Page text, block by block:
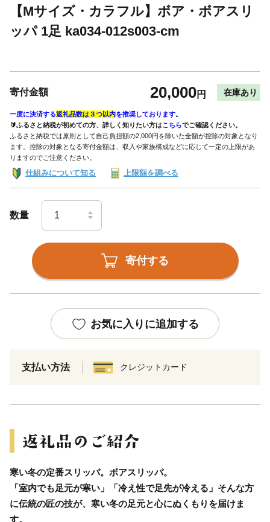
【Mサイズ・カラフル】ボア・ボアスリ
ッパ 1足 ka034-012s003-cm
寄付金額 20,000円 在庫あり
一度に決済する返礼品数は３つ以内を推奨しております。
🔰ふるさと納税が初めての方、詳しく知りたい方はこちらでご確認ください。
ふるさと納税では原則として自己負担額の2,000円を除いた全額が控除の対象となり
ます。控除の対象となる寄付金額は、収入や家族構成などに応じて一定の上限があ
りますのでご注意ください。
仕組みについて知る 上限額を調べる
数量
寄付する
お気に入りに追加する
支払い方法 クレジットカード
寒い冬の定番スリッパ。ボアスリッパ。
「室内でも足元が寒い」「冷え性で足先が冷える」そんな方
に伝統の匠の技が、寒い冬の足元と心にぬくもりを届けま
す。